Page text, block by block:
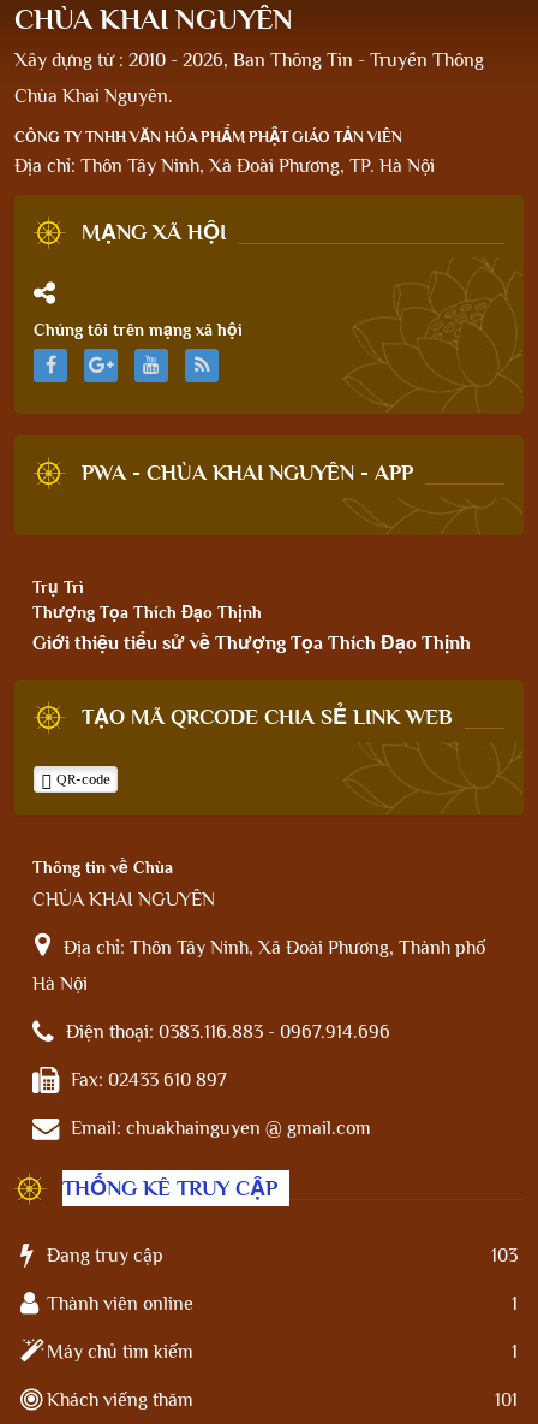
CHÙA KHAI NGUYÊN
Xây dựng từ : 2010 - 2026, Ban Thông Tin - Truyền Thông
Chùa Khai Nguyên.
CÔNG TY TNHH VĂN HÓA PHẨM PHẬT GIÁO TẢN VIÊN
Địa chỉ: Thôn Tây Ninh, Xã Đoài Phương, TP. Hà Nội
MẠNG XÃ HỘI
Chúng tôi trên mạng xã hội
PWA - CHÙA KHAI NGUYÊN - APP
Trụ Trì
Thượng Tọa Thích Đạo Thịnh
Giới thiệu tiểu sử về Thượng Tọa Thích Đạo Thịnh
TẠO MÃ QRCODE CHIA SẺ LINK WEB
QR-code
Thông tin về Chùa
CHÙA KHAI NGUYÊN
Địa chỉ: Thôn Tây Ninh, Xã Đoài Phương, Thành phố
Hà Nội
Điện thoại: 0383.116.883 - 0967.914.696
Fax: 02433 610 897
Email: chuakhainguyen @ gmail.com
THỐNG KÊ TRUY CẬP
Đang truy cập 103
Thành viên online 1
Máy chủ tìm kiếm 1
Khách viếng thăm 101